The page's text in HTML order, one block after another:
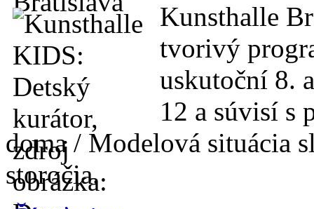
Kunsthalle
tvorivý
uskutoční 8.
12 a súvisí s
doma / Modelová situácia
storočia.